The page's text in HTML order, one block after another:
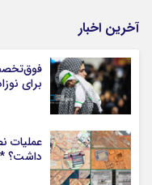
آخرین اخبار
برای
داشت؟